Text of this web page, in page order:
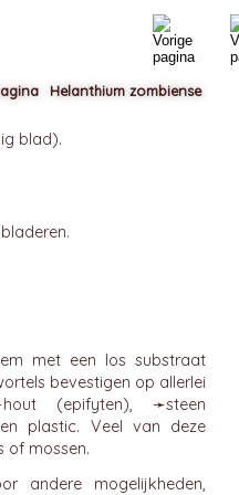
blad).
met een los substraat
bevestigen op allerlei
hout(epifyten), ➛steen
plastic. Veel van deze
of mossen.
andere mogelijkheden,
Helanthium zombiense